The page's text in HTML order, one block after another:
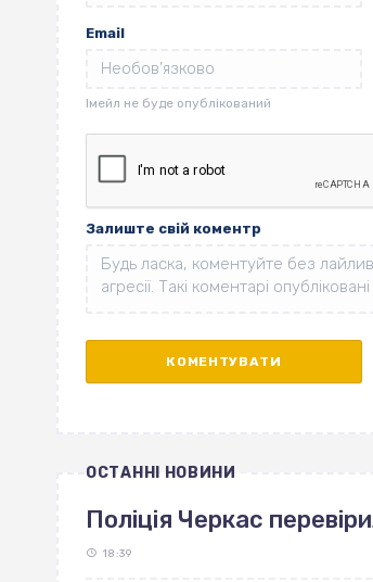
Email
Залиште свій коментр
ОСТАННІ НОВИНИ
Поліція Черкас
18:39